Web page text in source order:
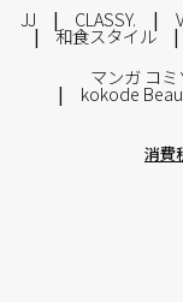
JJ CLASSY.
和食スタイル
マンガ コ
kokode
消費